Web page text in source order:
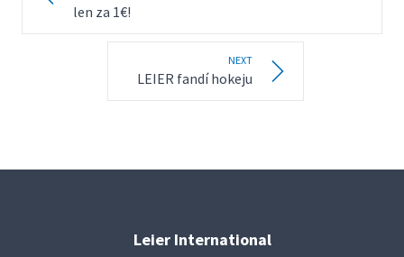
len za 1€!
NEXT
LEIER fandí hokeju
Leier International